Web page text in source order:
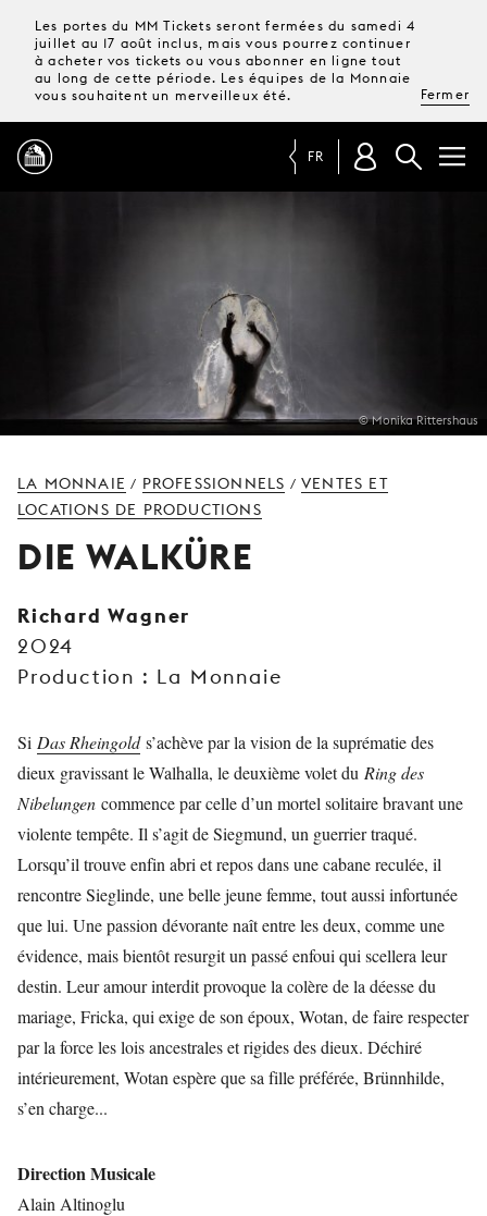
Les portes du MM Tickets seront fermées du samedi 4
juillet au 17 août inclus, mais vous pourrez continuer
à acheter vos tickets ou vous abonner en ligne tout
au long de cette période. Les équipes de la Monnaie
vous souhaitent un merveilleux été.
Fermer
MAGAZINE
ABONNEMENTS
VOTRE
JEUNE
PUBLIC
FR
© Monika Rittershaus
LA MONNAIE / PROFESSIONNELS /VENTES ET
LOCATIONS DE PRODUCTIONS
DIE WALKÜRE
Richard Wagner
2024
Production : La Monnaie
Si Das Rheingolds’achève par la vision de la suprématie des
dieux gravissant le Walhalla, le deuxième volet du Ring des
Nibelungen commence par celle d’un mortel solitaire bravant une
violente tempête. Il s’agit de Siegmund, un guerrier traqué.
Lorsqu’il trouve enfin abri et repos dans une cabane reculée, il
rencontre Sieglinde, une belle jeune femme, tout aussi infortunée
que lui. Une passion dévorante naît entre les deux, comme une
évidence, mais bientôt resurgit un passé enfoui qui scellera leur
destin. Leur amour interdit provoque la colère de la déesse du
mariage, Fricka, qui exige de son époux, Wotan, de faire respecter
par la force les lois ancestrales et rigides des dieux. Déchiré
intérieurement, Wotan espère que sa fille préférée, Brünnhilde,
s’en charge...
Direction Musicale
Alain Altinoglu